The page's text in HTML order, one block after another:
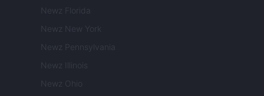
Newz Florida
Newz New York
Newz Pennsylvania
Newz Illinois
Newz Ohio